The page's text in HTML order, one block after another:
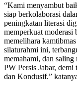
“Kami menyambut
siap berkolaborasi
peningkatan literasi
memperkuat moderasi
memelihara
silaturahmi ini,
memahami, dan saling
PW Persis Jabar,
dan Kondusif.”